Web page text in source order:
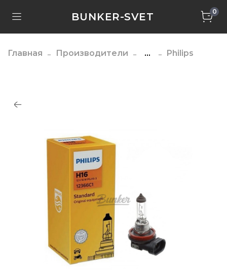
BUNKER-SVET 0
Главная Производители ... Philips